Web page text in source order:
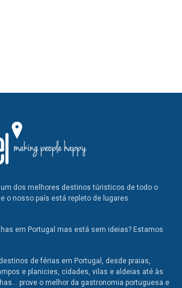
dos melhores destinos túristicos de todo o
o nosso país está repleto de lugares
em Portugal mas está sem ideias? Estamos
de férias em Portugal, desde praias,
e planicies, cidades, vilas e aldeias até às
prove o melhor da gastronomia portuguesa e